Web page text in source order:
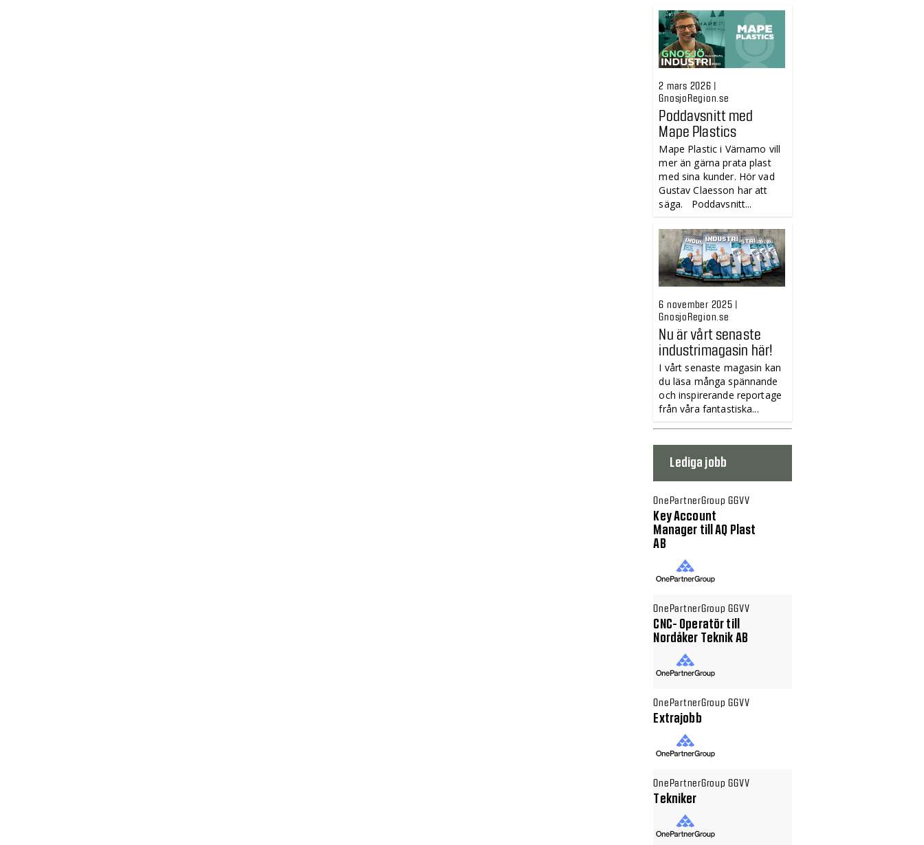
2 mars 2026 |
GnosjoRegion.se
Poddavsnitt med
Mape Plastics
Mape Plastic i Värnamo vill
mer än gärna prata plast
med sina kunder. Hör vad
Gustav Claesson har att
säga. Poddavsnitt...
6 november 2025 |
GnosjoRegion.se
Nu är vårt senaste
industrimagasin här!
I vårt senaste magasin kan
du läsa många spännande
och inspirerande reportage
från våra fantastiska...
Lediga jobb
OnePartnerGroup GGVV
Key Account
Manager till AQ Plast
AB
OnePartnerGroup GGVV
CNC- Operatör till
Nordåker Teknik AB
OnePartnerGroup GGVV
Extrajobb
OnePartnerGroup GGVV
Tekniker